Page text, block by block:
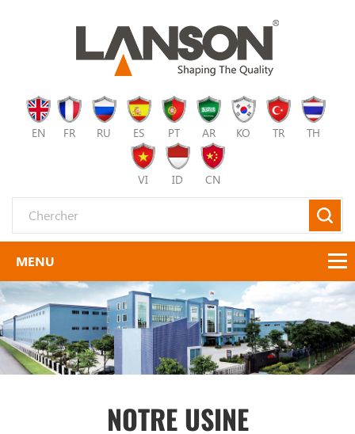
EN FR RU ES PT AR KO TR TH
VI ID CN
NOTRE USINE